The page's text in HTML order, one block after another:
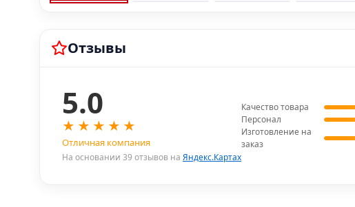
Отзывы
5.0
★ ★ ★ ★ ★
Отличная компания
На основании 39 отзывов на Яндекс.Картах
Качество товара
Персонал
Изготовление на
заказ